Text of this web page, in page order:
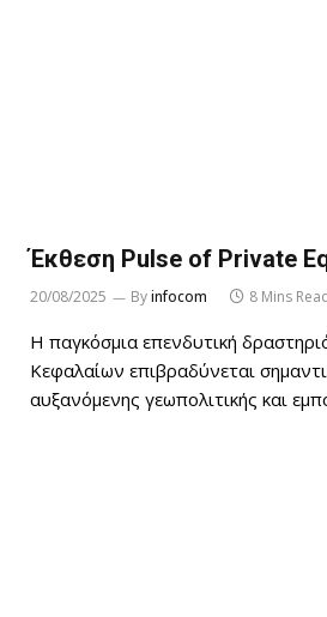
Έκθεση Pulse of Private
20/08/2025 Byinfocom 8 Mins
Η παγκόσμια επενδυτική
Κεφαλαίων επιβραδύνεται
αυξανόμενης γεωπολιτικής και